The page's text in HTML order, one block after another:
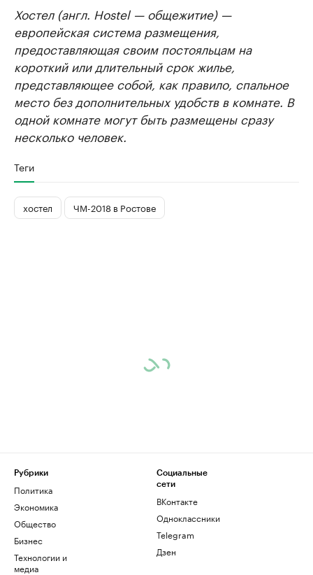
Хостел (англ. Hostel — общежитие) —
европейская система размещения,
предоставляющая своим постояльцам на
короткий или длительный срок жилье,
представляющее собой, как правило, спальное
место без дополнительных удобств в комнате. В
одной комнате могут быть размещены сразу
несколько человек.
Теги
хостел ЧМ-2018 в Ростове
Рубрики
Политика
Экономика
Общество
Бизнес
Технологии и
медиа
Социальные
сети
ВКонтакте
Одноклассники
Telegram
Дзен